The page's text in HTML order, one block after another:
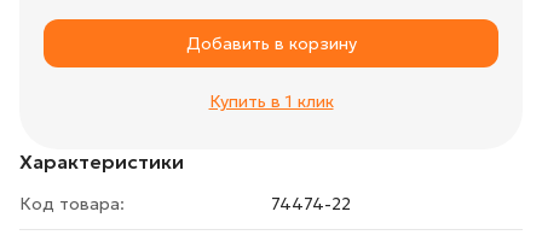
Характеристики
Код товара: 74474-22
Добавить в корзину
Купить в 1 клик